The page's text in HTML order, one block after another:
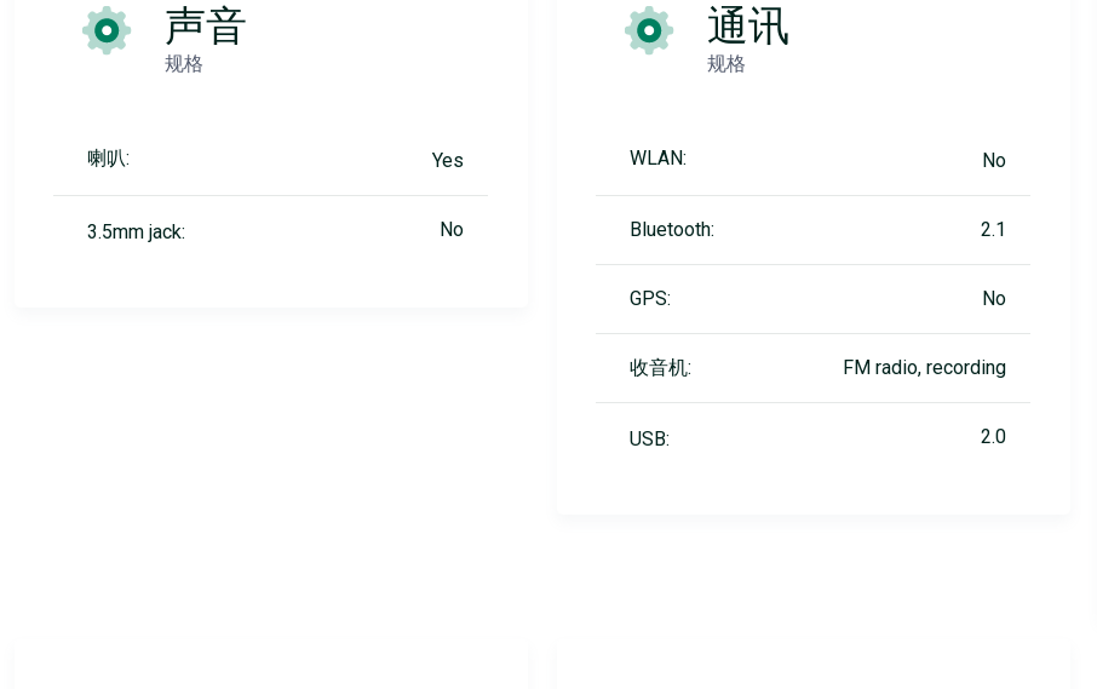
声音
规格
喇叭: Yes
3.5mm jack: No
通讯
规格
WLAN: No
Bluetooth: 2.1
GPS: No
收音机: FM radio, recording
USB: 2.0